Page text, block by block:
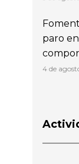
paro
4 de